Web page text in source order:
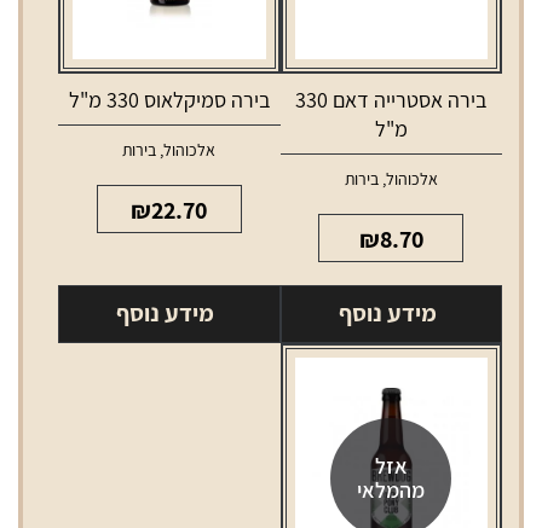
בירה אסטרייה דאם 330
מ"ל
אלכוהול,בירות
₪8.70
מידע נוסף
בירה סמיקלאוס 330 מ"ל
אלכוהול, בירות
₪22.70
מידע נוסף
אזל
מהמלאי